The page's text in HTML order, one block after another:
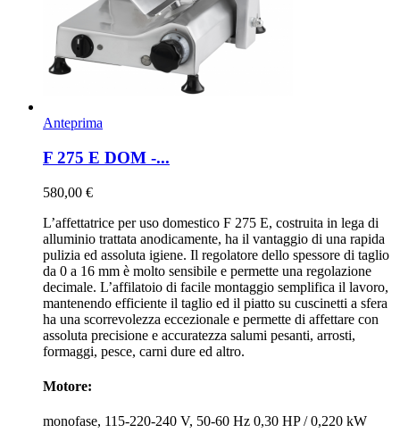
Anteprima
F 275 E DOM -...
580,00 €
L’affettatrice per uso domestico F 275 E, costruita in lega di
alluminio trattata anodicamente, ha il vantaggio di una rapida
pulizia ed assoluta igiene. Il regolatore dello spessore di taglio
da 0 a 16 mm è molto sensibile e permette una regolazione
decimale. L’affilatoio di facile montaggio semplifica il lavoro,
mantenendo efficiente il taglio ed il piatto su cuscinetti a sfera
ha una scorrevolezza eccezionale e permette di affettare con
assoluta precisione e accuratezza salumi pesanti, arrosti,
formaggi, pesce, carni dure ed altro.
Motore:
monofase, 115-220-240 V, 50-60 Hz 0,30 HP / 0,220 kW